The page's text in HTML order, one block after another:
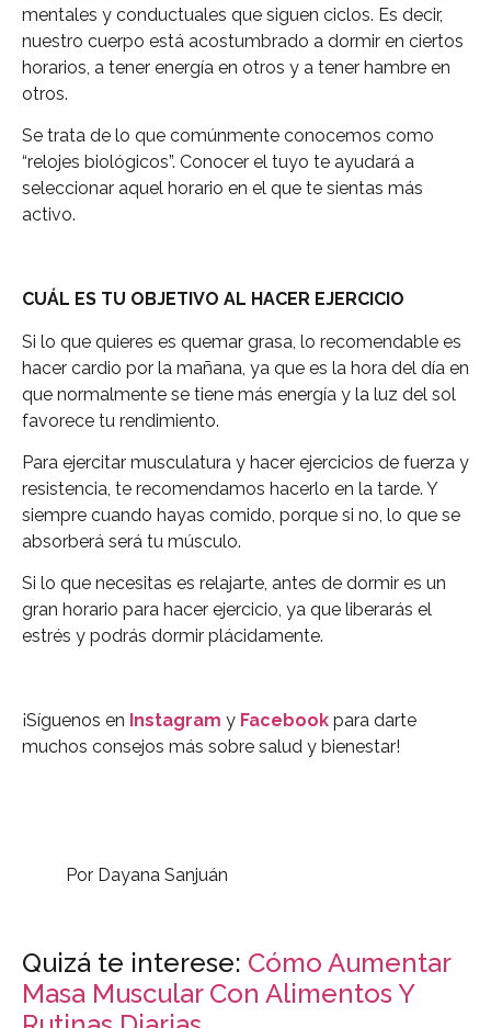
mentales y conductuales que siguen ciclos. Es decir,
nuestro cuerpo está acostumbrado a dormir en ciertos
horarios, a tener energía en otros y a tener hambre en
otros.
Se trata de lo que comúnmente conocemos como
“relojes biológicos”. Conocer el tuyo te ayudará a
seleccionar aquel horario en el que te sientas más
activo.
CUÁL ES TU OBJETIVO AL HACER EJERCICIO
Si lo que quieres es quemar grasa, lo recomendable es
hacer cardio por la mañana, ya que es la hora del día en
que normalmente se tiene más energía y la luz del sol
favorece tu rendimiento.
Para ejercitar musculatura y hacer ejercicios de fuerza y
resistencia, te recomendamos hacerlo en la tarde. Y
siempre cuando hayas comido, porque si no, lo que se
absorberá será tu músculo.
Si lo que necesitas es relajarte, antes de dormir es un
gran horario para hacer ejercicio, ya que liberarás el
estrés y podrás dormir plácidamente.
¡Síguenos en Instagram y Facebook para darte
muchos consejos más sobre salud y bienestar!
Por Dayana Sanjuán
Quizá te interese: Cómo Aumentar
Masa Muscular Con Alimentos Y